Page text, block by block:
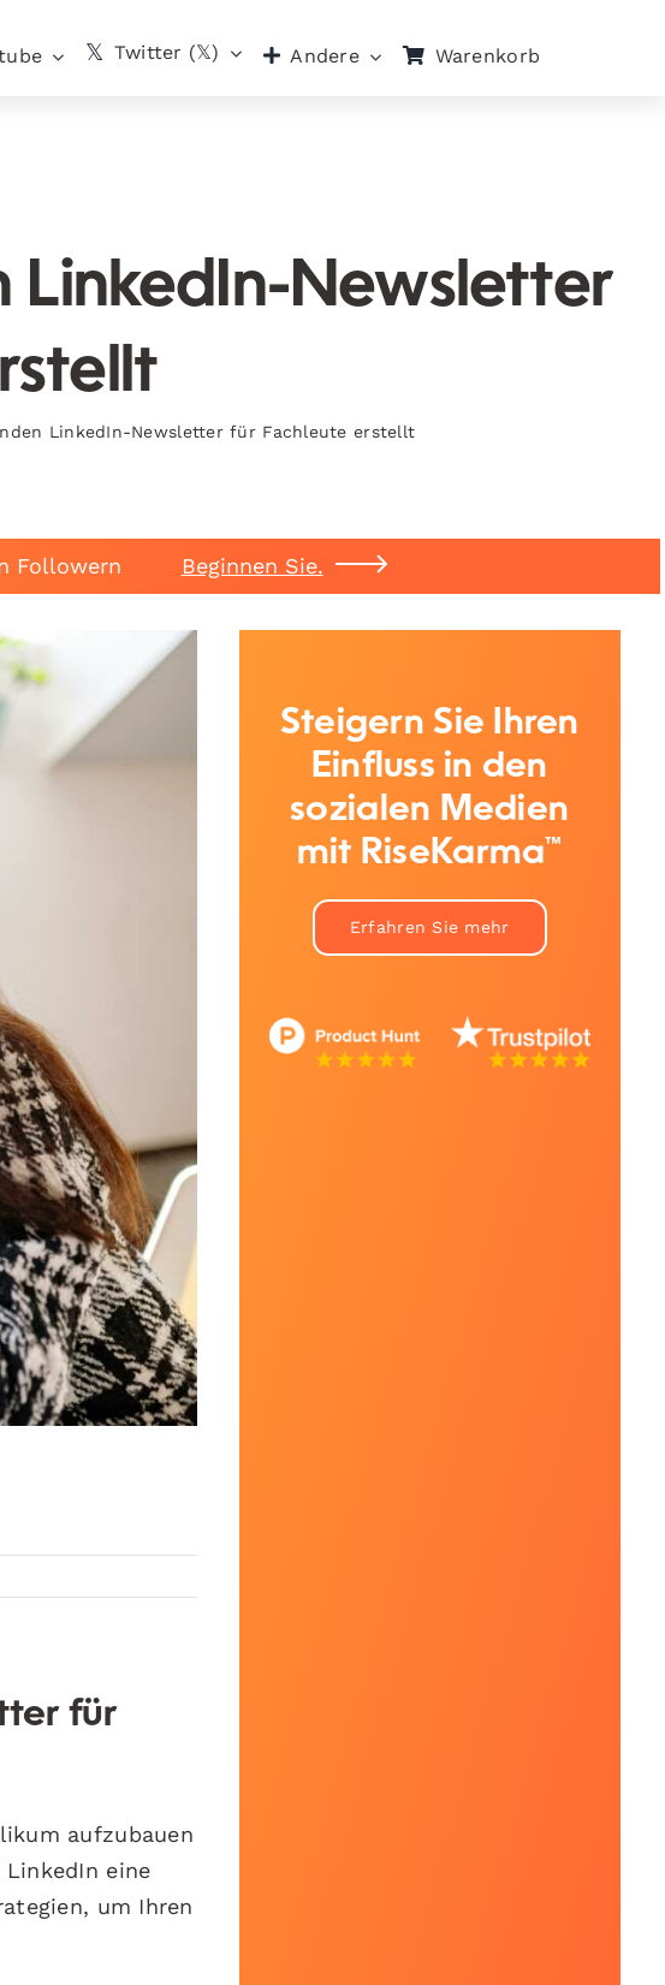
Twitter (𝕏) Andere Warenkorb
LinkedIn-Newsletter
LinkedIn-Newsletter für Fachleute erstellt
Followern Beginnen Sie.
für
aufzubauen
eine
um Ihren
Steigern Sie Ihren
Einfluss in den
sozialen Medien
mit RiseKarma™
Erfahren Sie mehr